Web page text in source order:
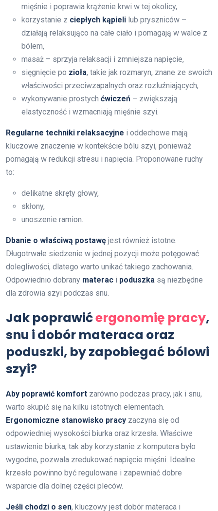
mięśnie i poprawia krążenie krwi w tej okolicy,
korzystanie z ciepłych kąpieli lub pryszniców –
działają relaksująco na całe ciało i pomagają w walce z
bólem,
masaż – sprzyja relaksacji i zmniejsza napięcie,
sięgnięcie po zioła, takie jak rozmaryn, znane ze swoich
właściwości przeciwzapalnych oraz rozluźniających,
wykonywanie prostych ćwiczeń – zwiększają
elastyczność i wzmacniają mięśnie szyi.
Regularne techniki relaksacyjne i oddechowe mają
kluczowe znaczenie w kontekście bólu szyi, ponieważ
pomagają w redukcji stresu i napięcia. Proponowane ruchy
to:
delikatne skręty głowy,
skłony,
unoszenie ramion.
Dbanie o właściwą postawę jest również istotne.
Długotrwałe siedzenie w jednej pozycji może potęgować
dolegliwości, dlatego warto unikać takiego zachowania.
Odpowiednio dobrany materac i poduszka są niezbędne
dla zdrowia szyi podczas snu.
Jak poprawićergonomię pracy,
snu i dobór materaca oraz
poduszki, by zapobiegać bólowi
szyi?
Aby poprawić komfort zarówno podczas pracy, jak i snu,
warto skupić się na kilku istotnych elementach.
Ergonomiczne stanowisko pracy zaczyna się od
odpowiedniej wysokości biurka oraz krzesła. Właściwe
ustawienie biurka, tak aby korzystanie z komputera było
wygodne, pozwala zredukować napięcie mięśni. Idealne
krzesło powinno być regulowane i zapewniać dobre
wsparcie dla dolnej części pleców.
Jeśli chodzi o sen, kluczowy jest dobór materaca i